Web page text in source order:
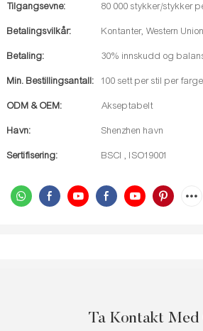
Tilgangsevne: 80 000 stykker/stykker
Betalingsvilkår: Kontanter, Western
Betaling: 30% innskudd og
Min. Bestillingsantall: 100 sett per stil per farge
ODM & OEM: Akseptabelt
Havn: Shenzhen havn
Sertifisering: BSCI , ISO19001
Ta Kontakt Med